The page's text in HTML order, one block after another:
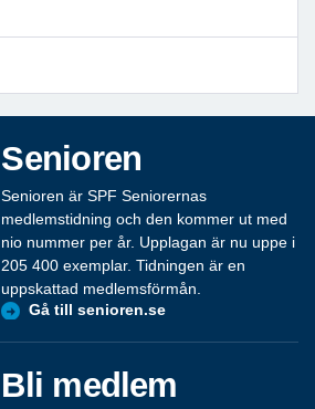
Senioren
Senioren är SPF Seniorernas
medlemstidning och den kommer ut med
nio nummer per år. Upplagan är nu uppe i
205 400 exemplar. Tidningen är en
uppskattad medlemsförmån.
Gå till senioren.se
Bli medlem